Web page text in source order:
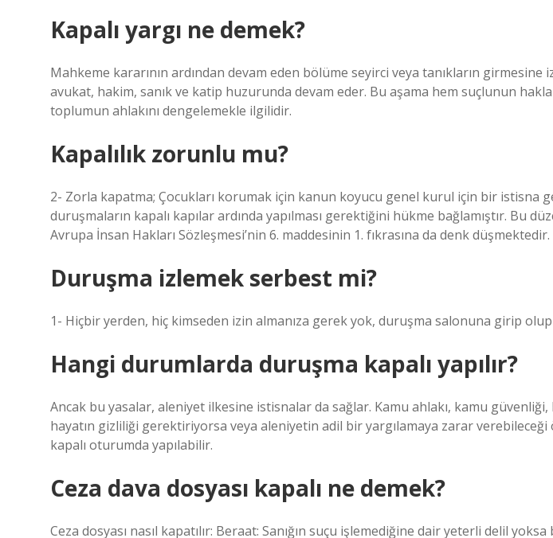
Kapalı yargı ne demek?
Mahkeme kararının ardından devam eden bölüme seyirci veya tanıkların girmesine
avukat, hakim, sanık ve katip huzurunda devam eder. Bu aşama hem suçlunun
toplumun ahlakını dengelemekle ilgilidir.
Kapalılık zorunlu mu?
2- Zorla kapatma; Çocukları korumak için kanun koyucu genel kurul için bir istisna
duruşmaların kapalı kapılar ardında yapılması gerektiğini hükme bağlamıştır. Bu
Avrupa İnsan Hakları Sözleşmesi’nin 6. maddesinin 1. fıkrasına da denk düşmektedir.
Duruşma izlemek serbest mi?
1- Hiçbir yerden, hiç kimseden izin almanıza gerek yok, duruşma salonuna girip
Hangi durumlarda duruşma kapalı yapılır?
Ancak bu yasalar, aleniyet ilkesine istisnalar da sağlar. Kamu ahlakı, kamu güvenliği,
hayatın gizliliği gerektiriyorsa veya aleniyetin adil bir yargılamaya zarar
kapalı oturumda yapılabilir.
Ceza dava dosyası kapalı ne demek?
Ceza dosyası nasıl kapatılır: Beraat: Sanığın suçu işlemediğine dair yeterli delil